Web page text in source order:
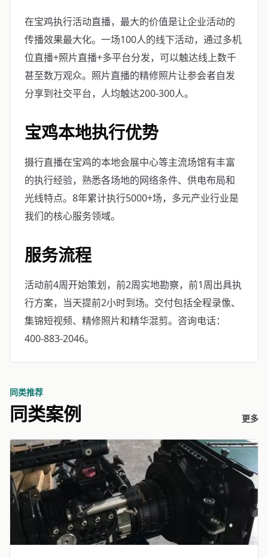
在宝鸡执行活动直播，最大的价值是让企业活动的
传播效果最大化。一场100人的线下活动，通过多机
位直播+照片直播+多平台分发，可以触达线上数千
甚至数万观众。照片直播的精修照片让参会者自发
分享到社交平台，人均触达200-300人。
宝鸡本地执行优势
摄行直播在宝鸡的本地会展中心等主流场馆有丰富
的执行经验，熟悉各场地的网络条件、供电布局和
光线特点。8年累计执行5000+场，多元产业行业是
我们的核心服务领域。
服务流程
活动前4周开始策划，前2周实地勘察，前1周出具执
行方案，当天提前2小时到场。交付包括全程录像、
集锦短视频、精修照片和精华混剪。咨询电话：
400-883-2046。
同类推荐
同类案例 更多